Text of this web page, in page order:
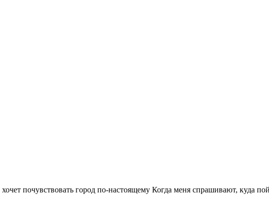
почувствовать город по-настоящему Когда меня спрашивают, куда